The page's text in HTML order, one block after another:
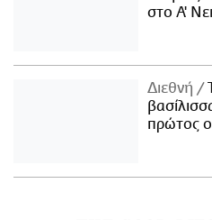
στο Α'
Διεθνή
πρώτος